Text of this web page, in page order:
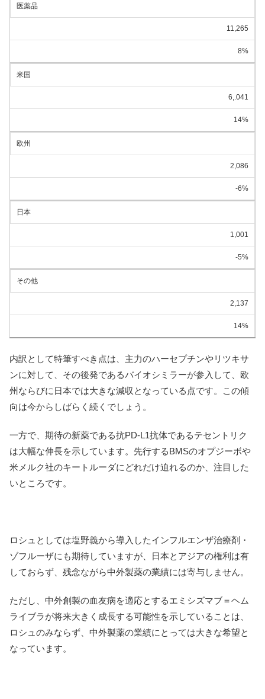
医薬品
11,265
8%
米国
6,.041
14%
欧州
2,086
-6%
日本
1,001
-5%
その他
2,137
14%
内訳として特筆すべき点は、主力のハーセプチンやリツキサ
ンに対して、その後発であるバイオシミラーが参入して、欧
州ならびに日本では大きな減収となっている点です。この傾
向は今からしばらく続くでしょう。
一方で、期待の新薬である抗PD-L1抗体であるテセントリク
は大幅な伸長を示しています。先行するBMSのオプジーボや
米メルク社のキートルーダにどれだけ迫れるのか、注目した
いところです。
ロシュとしては塩野義から導入したインフルエンザ治療剤・
ゾフルーザにも期待していますが、日本とアジアの権利は有
しておらず、残念ながら中外製薬の業績には寄与しません。
ただし、中外創製の血友病を適応とするエミシズマブ＝ヘム
ライブラが将来大きく成長する可能性を示していることは、
ロシュのみならず、中外製薬の業績にとっては大きな希望と
なっています。